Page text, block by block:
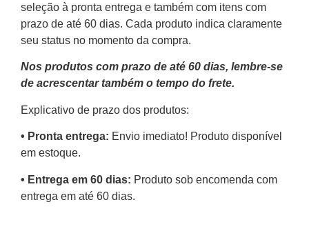
seleção à pronta entrega e também com itens com
prazo de até 60 dias. Cada produto indica claramente
seu status no momento da compra.
Nos produtos com prazo de até 60 dias, lembre-se
de acrescentar também o tempo do frete.
Explicativo de prazo dos produtos:
•⁠ ⁠Pronta entrega: Envio imediato! Produto disponível
em estoque.
•⁠ Entrega em 60 dias: Produto sob encomenda com
entrega em até 60 dias.